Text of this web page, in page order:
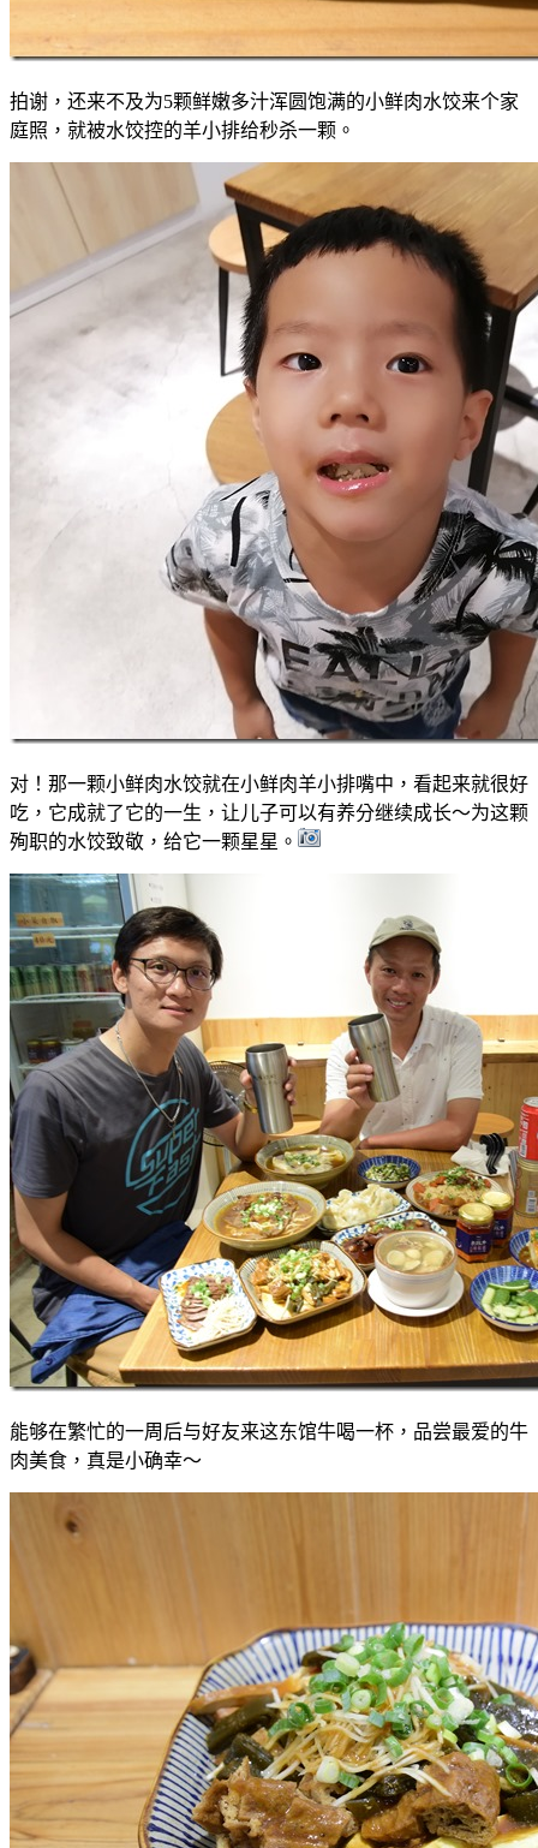
拍谢，还来不及为5颗鲜嫩多汁浑圆饱满的小鲜肉水饺来个家
庭照，就被水饺控的羊小排给秒杀一颗。
对！那一颗小鲜肉水饺就在小鲜肉羊小排嘴中，看起来就很好
吃，它成就了它的一生，让儿子可以有养分继续成长～为这颗
殉职的水饺致敬，给它一颗星星。
能够在繁忙的一周后与好友来这东馆牛喝一杯，品尝最爱的牛
肉美食，真是小确幸～